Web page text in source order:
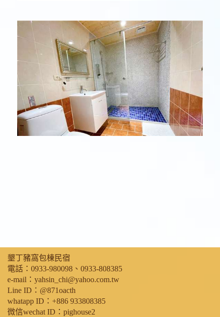
墾丁豬窩包棟民宿
電話：0933-980098、0933-808385
e-mail：yahsin_chi@yahoo.com.tw
Line ID：@871oacth
whatapp ID：+886 933808385
微信wechat ID：pighouse2